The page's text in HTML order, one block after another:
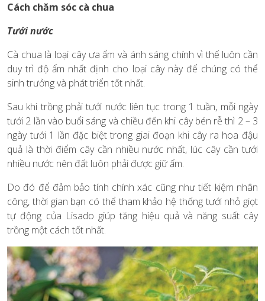
Cách chăm sóc cà chua
Tưới nước
Cà chua là loại cây ưa ẩm và ánh sáng chính vì thế luôn cần
duy trì độ ẩm nhất định cho loại cây này để chúng có thể
sinh trưởng và phát triển tốt nhất.
Sau khi trồng phải tưới nước liên tục trong 1 tuần, mỗi ngày
tưới 2 lần vào buổi sáng và chiều đến khi cây bén rễ thì 2 – 3
ngày tưới 1 lần đặc biệt trong giai đoạn khi cây ra hoa đậu
quả là thời điểm cây cần nhiều nước nhất, lúc cây cần tưới
nhiều nước nên đất luôn phải được giữ ẩm.
Do đó để đảm bảo tính chính xác cũng như tiết kiệm nhân
công, thời gian bạn có thể tham khảo hệ thống tưới nhỏ giọt
tự động của Lisado giúp tăng hiệu quả và năng suất cây
trồng một cách tốt nhất.